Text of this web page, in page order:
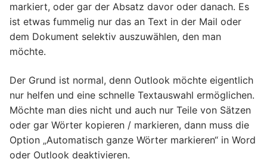
markiert, oder gar der Absatz davor oder danach. Es
ist etwas fummelig nur das an Text in der Mail oder
dem Dokument selektiv auszuwählen, den man
möchte.
Der Grund ist normal, denn Outlook möchte eigentlich
nur helfen und eine schnelle Textauswahl ermöglichen.
Möchte man dies nicht und auch nur Teile von Sätzen
oder gar Wörter kopieren / markieren, dann muss die
Option „Automatisch ganze Wörter markieren“ in Word
oder Outlook deaktivieren.